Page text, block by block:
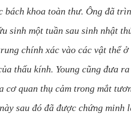
khoa toàn thư. Ông đã
sinh một tuần sau sinh nhật
chính xác vào các vật thể
thấu kính. Young cũng đưa
quan thụ cảm trong mắt
sau đó đã được chứng minh